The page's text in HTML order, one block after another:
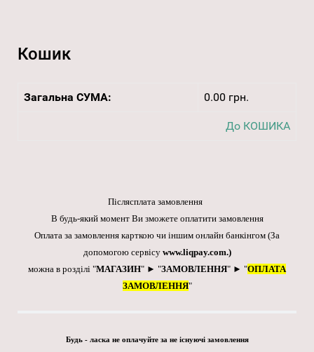
Кошик
Загальна СУМА: 0.00 грн.
До КОШИКА
Післясплата замовлення
В будь-який момент Ви зможете оплатити замовлення
Оплата за замовлення карткою чи іншим онлайн банкінгом (За
допомогою сервісу www.liqpay.com.)
можна в розділі "МАГАЗИН" ► "ЗАМОВЛЕННЯ" ► "ОПЛАТА
ЗАМОВЛЕННЯ"
Будь - ласка не оплачуйте за не існуючі замовлення